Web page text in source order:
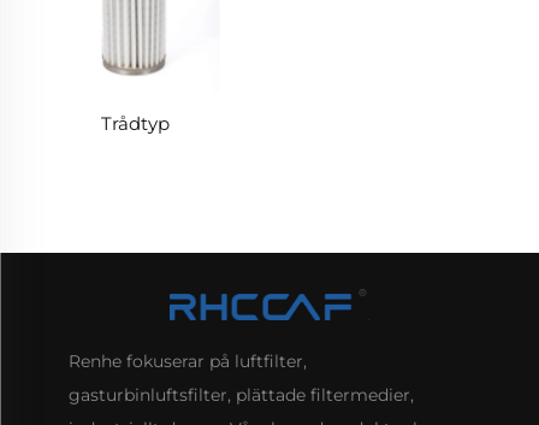
Trådtyp
Renhe fokuserar på luftfilter,
gasturbinluftsfilter, plättade filtermedier,